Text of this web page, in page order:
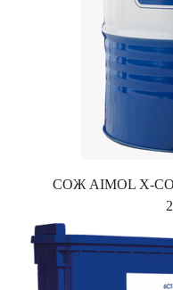
СОЖ AIMOL X-